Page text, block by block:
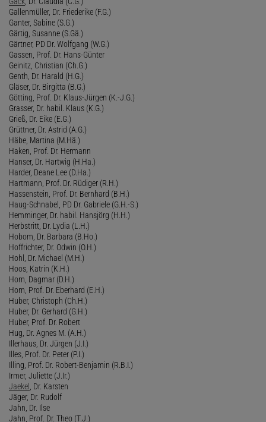
Gallenmüller, Dr. Friederike (F.G.)
Ganter, Sabine (S.G.)
Gärtig, Susanne (S.Gä.)
Gärtner, PD Dr. Wolfgang (W.G.)
Gassen, Prof. Dr. Hans-Günter
Geinitz, Christian (Ch.G.)
Genth, Dr. Harald (H.G.)
Gläser, Dr. Birgitta (B.G.)
Götting, Prof. Dr. Klaus-Jürgen (K.-J.G.)
Grasser, Dr. habil. Klaus (K.G.)
Grieß, Dr. Eike (E.G.)
Grüttner, Dr. Astrid (A.G.)
Häbe, Martina (M.Hä.)
Haken, Prof. Dr. Hermann
Hanser, Dr. Hartwig (H.Ha.)
Harder, Deane Lee (D.Ha.)
Hartmann, Prof. Dr. Rüdiger (R.H.)
Hassenstein, Prof. Dr. Bernhard (B.H.)
Haug-Schnabel, PD Dr. Gabriele (G.H.-S.)
Hemminger, Dr. habil. Hansjörg (H.H.)
Herbstritt, Dr. Lydia (L.H.)
Hobom, Dr. Barbara (B.Ho.)
Hoffrichter, Dr. Odwin (O.H.)
Hohl, Dr. Michael (M.H.)
Hoos, Katrin (K.H.)
Horn, Dagmar (D.H.)
Horn, Prof. Dr. Eberhard (E.H.)
Huber, Christoph (Ch.H.)
Huber, Dr. Gerhard (G.H.)
Huber, Prof. Dr. Robert
Hug, Dr. Agnes M. (A.H.)
Illerhaus, Dr. Jürgen (J.I.)
Illes, Prof. Dr. Peter (P.I.)
Illing, Prof. Dr. Robert-Benjamin (R.B.I.)
Irmer, Juliette (J.Ir.)
Jaekel , Dr. Karsten
Jäger, Dr. Rudolf
Jahn, Dr. Ilse
Jahn, Prof. Dr. Theo (T.J.)